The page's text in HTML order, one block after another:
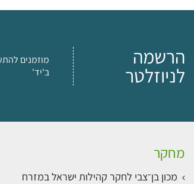
הרשמה
לניוזלטר
מוזמנים
ב'יד'
מחקר
מכון בן־צבי לחקר קהילות ישראל במזרח